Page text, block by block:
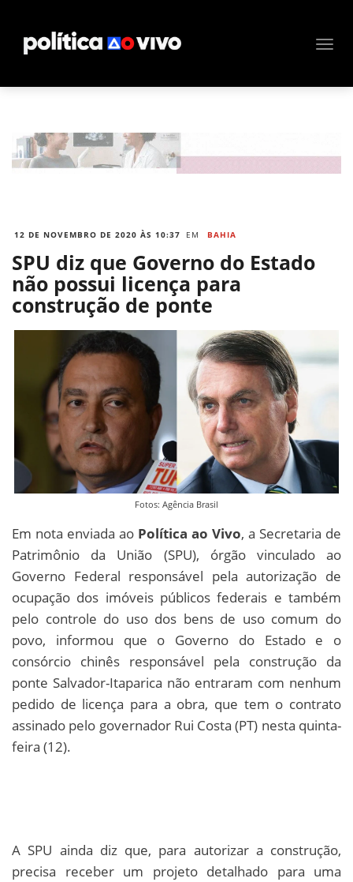
12 DE NOVEMBRO DE 2020 ÀS 10:37 EM BAHIA
SPU diz que Governo do Estado
não possui licença para
construção de ponte
Fotos: Agência Brasil
Em nota enviada ao Política ao Vivo, a Secretaria de
Patrimônio da União (SPU), órgão vinculado ao
Governo Federal responsável pela autorização de
ocupação dos imóveis públicos federais e também
pelo controle do uso dos bens de uso comum do
povo, informou que o Governo do Estado e o
consórcio chinês responsável pela construção da
ponte Salvador-Itaparica não entraram com nenhum
pedido de licença para a obra, que tem o contrato
assinado pelo governador Rui Costa (PT) nesta quinta-
feira (12).
A SPU ainda diz que, para autorizar a construção,
precisa receber um projeto detalhado para uma